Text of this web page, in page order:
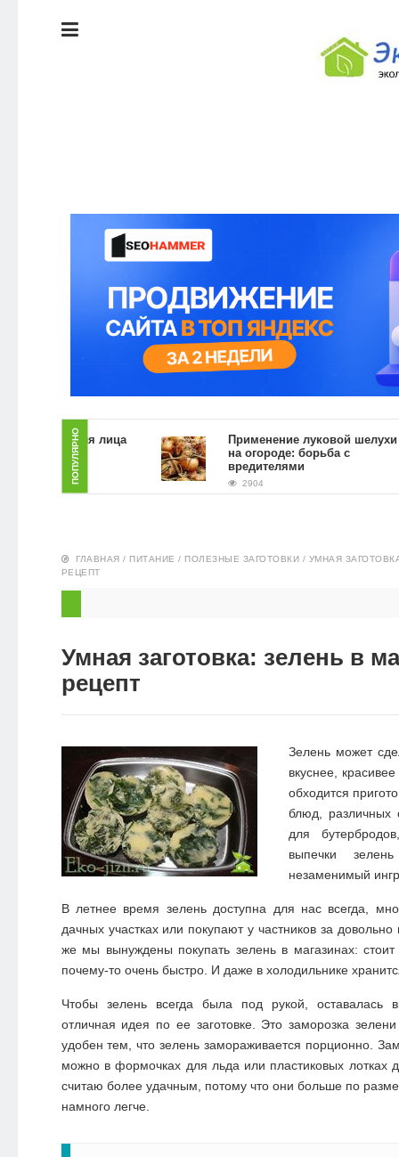
ЭКОЛОГИЯ
СТИЛЬ
ДОМА
КРАСОТА И
ПИТАНИЕ
НОВОСТИ
ПОПУЛЯРНО
для лица
Применение луковой шелухи
на огороде: борьба с
вредителями
2904
ГЛАВНАЯ / ПИТАНИЕ / ПОЛЕЗНЫЕ ЗАГОТОВКИ / УМНАЯ
РЕЦЕПТ
Умная заготовка: зелень в
рецепт
Зелень может
вкуснее,
обходится
блюд, различных
для
выпечки
незаменимый
В летнее время зелень доступна для нас всегда,
дачных участках или покупают у частников за
же мы вынуждены покупать зелень в магазинах:
почему-то очень быстро. И даже в холодильнике
Чтобы зелень всегда была под рукой, оставалась
отличная идея по ее заготовке. Это заморозка
удобен тем, что зелень замораживается порционно.
можно в формочках для льда или пластиковых лотках
считаю более удачным, потому что они больше по
намного легче.